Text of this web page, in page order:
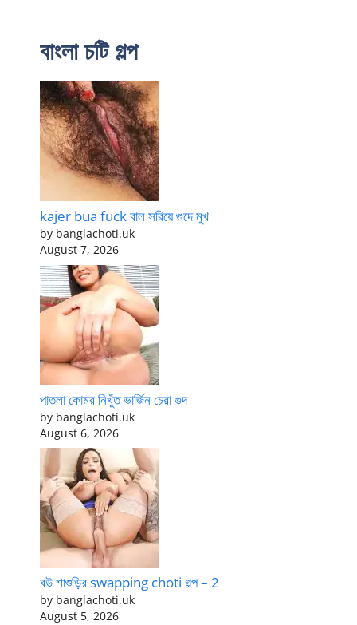
বাংলা চটি গল্প
kajer bua fuck বাল সরিয়ে গুদে মুখ
by banglachoti.uk
August 7, 2026
পাতলা কোমর নিখুঁত ভার্জিন চেরা গুদ
by banglachoti.uk
August 6, 2026
বউ শাশুড়ির swapping choti গল্প – 2
by banglachoti.uk
August 5, 2026